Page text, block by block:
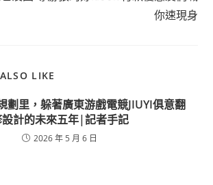
你速現身
LIKE
劃里，躲著廣東游戲電競JIUYI俱意翻
計的未來五年|記者手記
2026 年 5 月 6 日